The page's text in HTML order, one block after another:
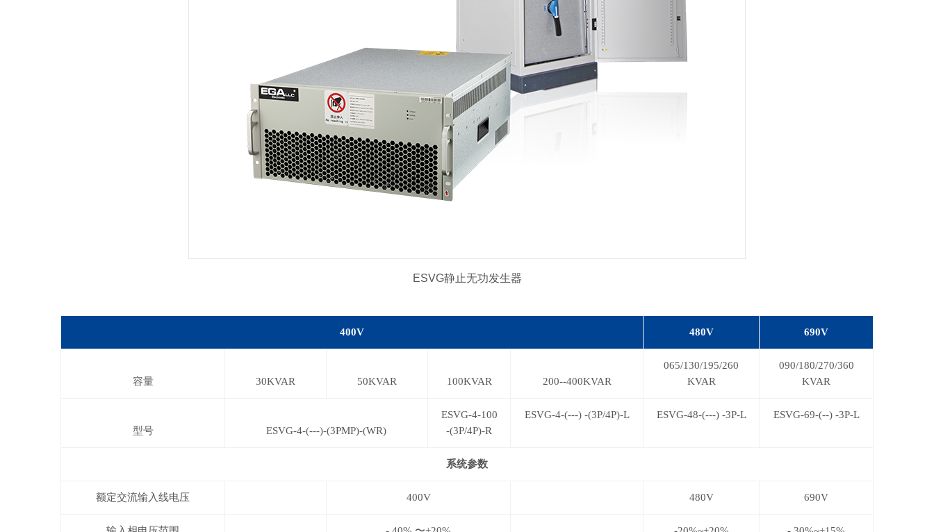
ESVG静止无功发生器
400V 480V 690V
容量 30KVAR 50KVAR 100KVAR 200--400KVAR
065/130/195/260
KVAR
090/180/270/360
KVAR
型号 ESVG-4-(---)-(3PMP)-(WR)
ESVG-4-100
-(3P/4P)-R
ESVG-4-(---) -(3P/4P)-L ESVG-48-(---) -3P-L ESVG-69-(--) -3P-L
系统参数
额定交流输入线电压 400V 480V 690V